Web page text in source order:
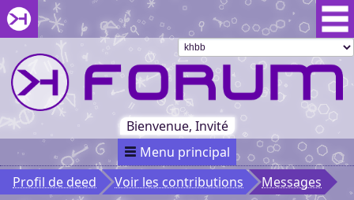
Aller au menu du forum
Aller au contenu du forum
Aller à la recherche dans le forum
Passer le
menu
Khaganat
au début
du menu
Khaganat
Bienvenue, Invité
Menu principal
Profil de deed
Voir les contributions
Messages